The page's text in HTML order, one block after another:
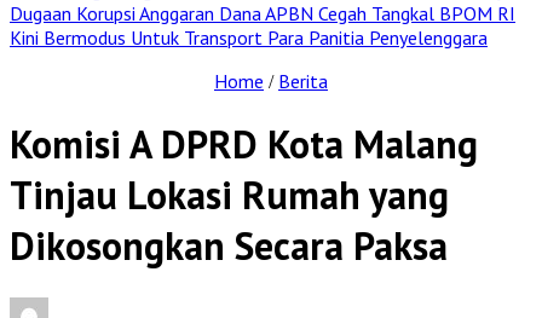
Dugaan Korupsi Anggaran Dana APBN Cegah Tangkal BPOM RI
Kini Bermodus Untuk Transport Para Panitia Penyelenggara
Home / Berita
Komisi A DPRD Kota Malang
Tinjau Lokasi Rumah yang
Dikosongkan Secara Paksa